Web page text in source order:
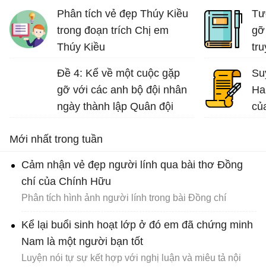
Phân tích vẻ đẹp Thúy Kiều
trong đoạn trích Chị em
Thúy Kiều
Đề 4: Kể về một cuộc gặp
gỡ với các anh bộ đội nhân
ngày thành lập Quân đội
gỡ
Mới nhất trong tuần
Cảm nhận vẻ đẹp người lính qua bài thơ Đồng
chí của Chính Hữu
Phân tích hình ảnh người lính trong bài Đồng chí
Kể lại buổi sinh hoạt lớp ở đó em đã chứng minh
Nam là một người bạn tốt
Luyện nói tự sự kết hợp với nghị luận và miêu tả nội